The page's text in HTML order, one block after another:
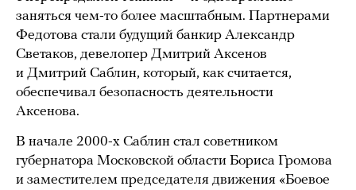
заняться чем-то более масштабным. Партнерами
Федотова стали будущий банкир Александр
Светаков, девелопер Дмитрий Аксенов
и Дмитрий Саблин, который, как считается,
обеспечивал безопасность деятельности
Аксенова.
В начале 2000-х Саблин стал советником
губернатора Московской области Бориса Громова
и заместителем председателя движения «Боевое